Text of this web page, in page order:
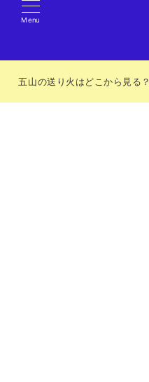
Menu
五山の送り火はどこから見る？